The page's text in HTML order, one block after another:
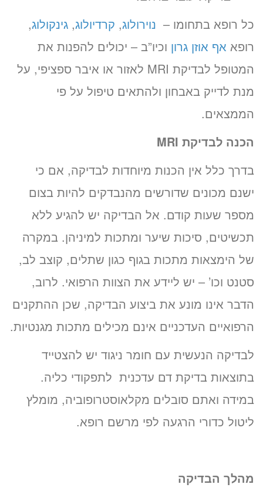
כל רופא בתחומו – נוירולוג, קרדיולוג, גינקולוג,
רופא אף אוזן גרון וכיו”ב – יכולים להפנות את
המטופל לבדיקת MRI לאזור או איבר ספציפי, על
מנת לדייק באבחון ולהתאים טיפול על פי
הממצאים.
הכנה לבדיקת MRI
בדרך כלל אין הכנות מיוחדות לבדיקה, אם כי
ישנם מכונים שדורשים מהנבדקים להיות בצום
מספר שעות קודם. אל הבדיקה יש להגיע ללא
תכשיטים, סיכות שיער ומתכות למיניהן. במקרה
של הימצאות מתכות בגוף כגון שתלים, קוצב לב,
סטנט וכו’ – יש ליידע את הצוות הרפואי. לרוב,
הדבר אינו מונע את ביצוע הבדיקה, שכן ההתקנים
הרפואיים העדכניים אינם מכילים מתכות מגנטיות.
לבדיקה הנעשית עם חומר ניגוד יש להצטייד
בתוצאות בדיקת דם עדכנית לתפקודי כליה.
במידה ואתם סובלים מקלאוסטרופוביה, מומלץ
ליטול כדורי הרגעה לפי מרשם רופא.
מהלך הבדיקה